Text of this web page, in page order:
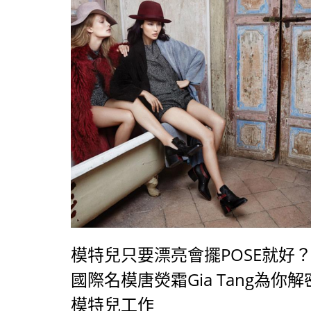
模特兒只要漂亮會擺POSE就好？
國際名模唐熒霜Gia Tang為你解
模特兒工作